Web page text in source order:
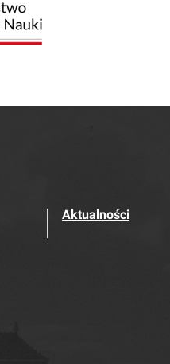
Aktualności